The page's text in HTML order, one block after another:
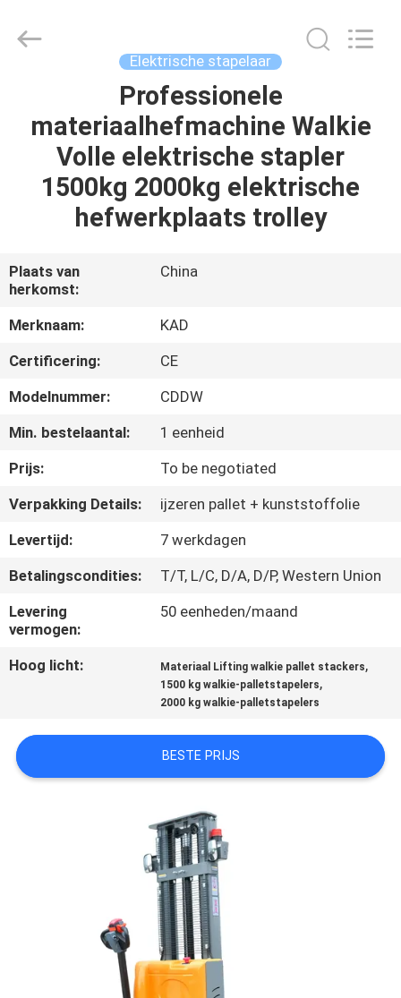
PRODUCTEN
VIDEOS
ONGEVEER
ONS
FABRIEKSREIS
KWALITEITSCONTROLE
CONTACTEER
ONS
NIEUWS
VERZOEK
OM EEN
CITAAT
SITEMAP
PRIVACY
Co.,Ltd.
Elektrische stapelaar
Professionele
materiaalhefmachine Walkie
Volle elektrische stapler
1500kg 2000kg elektrische
hefwerkplaats trolley
Plaats van
herkomst:
China
Merknaam:
KAD
Certificering:
CE
Modelnummer:
CDDW
Min. bestelaantal:
1 eenheid
Prijs:
To be negotiated
Verpakking Details:
ijzeren pallet + kunststoffolie
Levertijd:
7 werkdagen
Betalingscondities:
T/T, L/C, D/A, D/P, Western Union
Levering
vermogen:
50 eenheden/maand
Hoog licht: Materiaal Lifting walkie pallet stackers,
1500 kg walkie-palletstapelers,
2000 kg walkie-palletstapelers
BESTE PRIJS